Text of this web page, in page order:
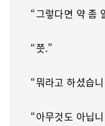
“그렇다면 약 좀
“쯧.”
“뭐라고 하셨습
“아무것도 아닙